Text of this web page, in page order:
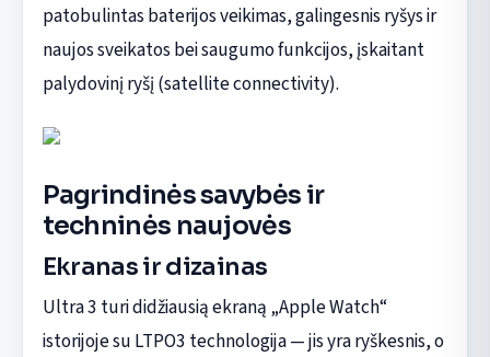
patobulintas baterijos veikimas, galingesnis ryšys ir
naujos sveikatos bei saugumo funkcijos, įskaitant
palydovinį ryšį (satellite connectivity).
Pagrindinės savybės ir
techninės naujovės
Ekranas ir dizainas
Ultra 3 turi didžiausią ekraną „Apple Watch“
istorijoje su LTPO3 technologija — jis yra ryškesnis, o